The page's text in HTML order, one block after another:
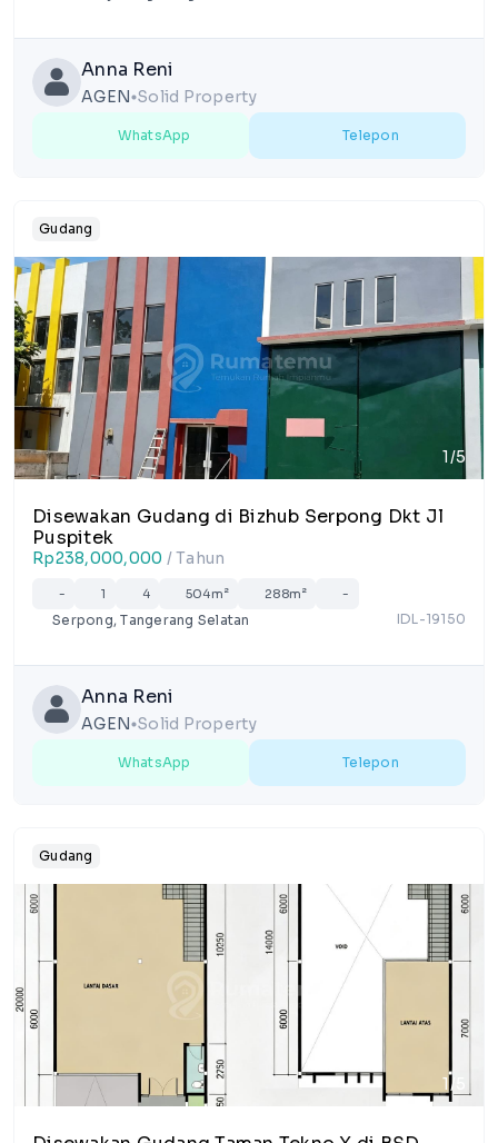
Anna Reni
AGEN lens Solid Property
WhatsApp Telepon
Gudang
1/5
Disewakan Gudang di Bizhub Serpong Dkt Jl
Puspitek
Rp238,000,000 / Tahun
- 1 4 504m² 288m² -
Serpong, Tangerang Selatan IDL-19150
Anna Reni
AGEN lens Solid Property
WhatsApp Telepon
Gudang
1/5